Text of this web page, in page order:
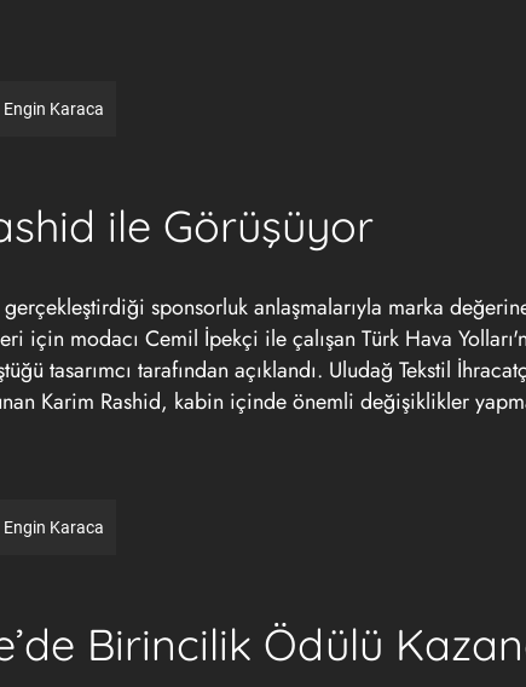
Karaca
ile Görüşüyor
sponsorluk anlaşmalarıyla marka
için modacı Cemil İpekçi ile çalışan Türk Hava
tasarımcı tarafından açıklandı. Uludağ Tekstil
Karim Rashid, kabin içinde önemli değişiklikler
Karaca
Birincilik Ödülü